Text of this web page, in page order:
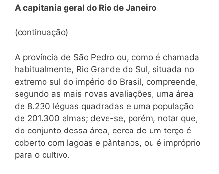
A capitania geral do Rio de Janeiro
(continuação)
A província de São Pedro ou, como é chamada
habitualmente, Rio Grande do Sul, situada no
extremo sul do império do Brasil, compreende,
segundo as mais novas avaliações, uma área
de 8.230 léguas quadradas e uma população
de 201.300 almas; deve-se, porém, notar que,
do conjunto dessa área, cerca de um terço é
coberto com lagoas e pântanos, ou é impróprio
para o cultivo.